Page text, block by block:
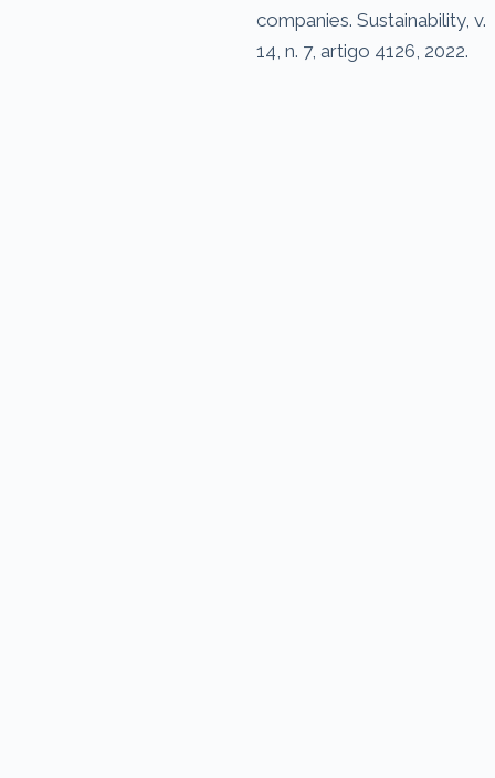
companies. Sustainability, v.
14, n. 7, artigo 4126, 2022.